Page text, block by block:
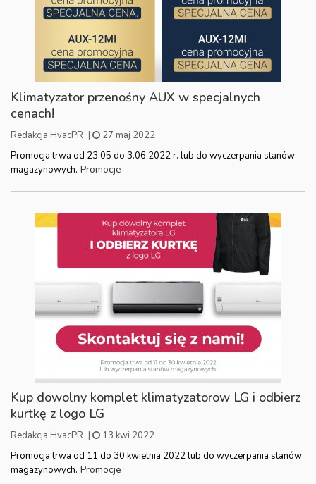
Klimatyzator przenośny AUX w specjalnych
cenach!
Redakcja HvacPR |
27 maj 2022
Promocja trwa od 23.05 do 3.06.2022 r. lub do wyczerpania stanów
magazynowych. Promocje
Kup dowolny komplet klimatyzatorow LG i odbierz
kurtkę z logo LG
Redakcja HvacPR |
13 kwi 2022
Promocja trwa od 11 do 30 kwietnia 2022 lub do wyczerpania stanów
magazynowych. Promocje